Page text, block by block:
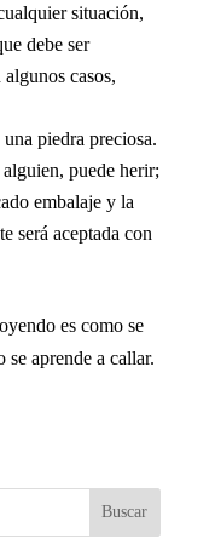
situación,
debe ser
casos,
piedra preciosa.
puede herir;
embalaje y la
será aceptada con
es como se
aprende a callar.
Buscar